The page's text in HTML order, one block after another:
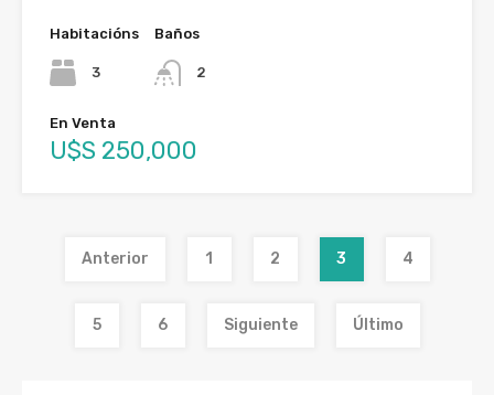
Habitacións
3
Baños
2
En Venta
U$S 250,000
Anterior 1 2 3 4
5 6 Siguiente Último